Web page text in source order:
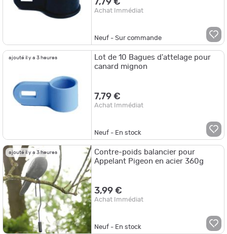
7,79 €
Achat Immédiat
Neuf - Sur commande
ajouté il y a 3 heures
Lot de 10 Bagues d'attelage pour
canard mignon
7,79 €
Achat Immédiat
Neuf - En stock
ajouté il y a 3 heures
Contre-poids balancier pour
Appelant Pigeon en acier 360g
3,99 €
Achat Immédiat
Neuf - En stock